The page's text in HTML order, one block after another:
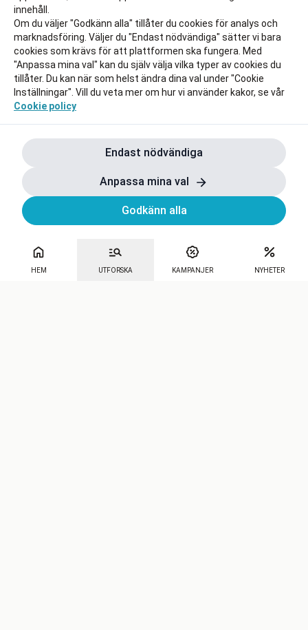
HEM UTFORSKA KAMPANJER NYHETER
innehåll.
Om du väljer "Godkänn alla" tillåter du cookies för analys och
marknadsföring. Väljer du "Endast nödvändiga" sätter vi bara
cookies som krävs för att plattformen ska fungera. Med
"Anpassa mina val" kan du själv välja vilka typer av cookies du
tillåter. Du kan när som helst ändra dina val under "Cookie
Inställningar". Vill du veta mer om hur vi använder kakor, se vår
Cookie policy
Endast nödvändiga
Anpassa mina val
Godkänn alla